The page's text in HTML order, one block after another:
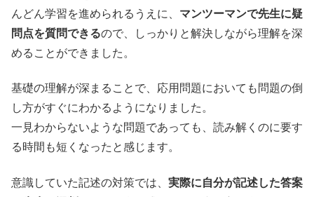
んどん学習を進められるうえに、 マンツーマンで先生に疑
問点を質問できるので、しっかりと解決しながら理解を深
めることができました。
基礎の理解が深まることで、応用問題においても問題の倒
し方がすぐにわかるようになりました。
一見わからないような問題であっても、読み解くのに要す
る時間も短くなったと感じます。
意識していた記述の対策では、 実際に自分が記述した答案